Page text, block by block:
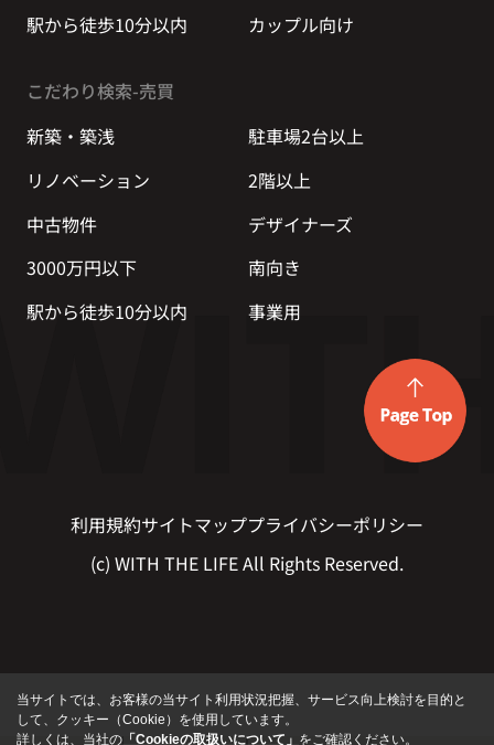
駅から徒歩10分以内
カップル向け
こだわり検索-売買
新築・築浅
駐車場2台以上
リノベーション
2階以上
中古物件
デザイナーズ
3000万円以下
南向き
駅から徒歩10分以内
事業用
利用規約サイトマッププライバシーポリシー
(c) WITH THE LIFE All Rights Reserved.
当サイトでは、お客様の当サイト利用状況把握、サービス向上検討を目的と
して、クッキー（Cookie）を使用しています。
詳しくは、当社の 「Cookieの取扱いについて」 をご確認ください。